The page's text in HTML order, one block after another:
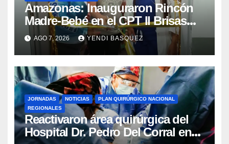
​Amazonas: Inauguraron Rincón
Madre-Bebé en el CPT II Brisas
del Aeropuerto ​Inauguraron
Rincón
AGO 7, 2026 YENDI BASQUEZ
JORNADAS NOTICIAS
PLAN QUIRÚRGICO NACIONAL
REGIONALES
Reactivaron área quirúrgica del
Hospital Dr. Pedro Del Corral en